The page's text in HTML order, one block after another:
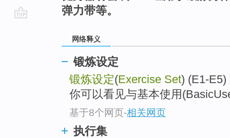
弹力带等。
网络释义
锻炼设定
锻炼设定(Exercise Set) (E1-
你可以看见与基本使用
基于8个网页-相关网页
执行集